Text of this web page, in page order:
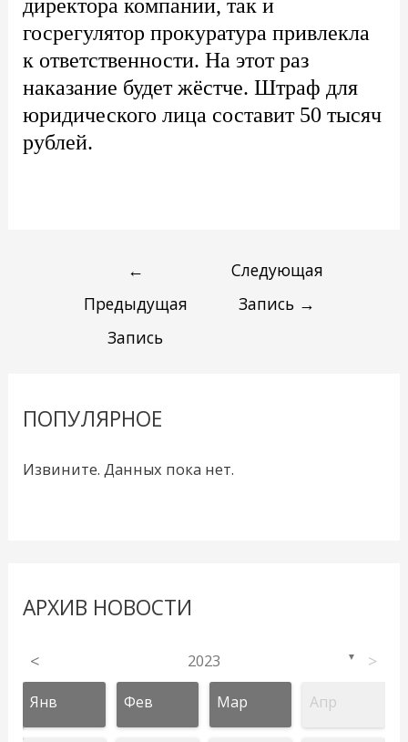
директора компании, так и
госрегулятор прокуратура привлекла
к ответственности. На этот раз
наказание будет жёстче. Штраф для
юридического лица составит 50 тысяч
рублей.
←
Предыдущая
Запись
Следующая
Запись →
ПОПУЛЯРНОЕ
Извините. Данных пока нет.
АРХИВ НОВОСТИ
< 2023 ▼ >
Янв Фев Мар Апр